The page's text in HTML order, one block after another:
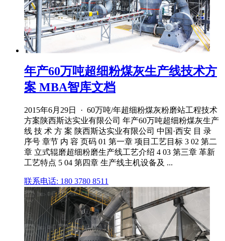
年产60万吨超细粉煤灰生产线技术方
案 MBA智库文档
2015年6月29日 · 60万吨/年超细粉煤灰粉磨站工程技术
方案陕西斯达实业有限公司 年产60万吨超细粉煤灰生产
线 技 术 方 案 陕西斯达实业有限公司 中国·西安 目 录
序号 章节 内 容 页码 01 第一章 项目工艺目标 3 02 第二
章 立式辊磨超细粉磨生产线工艺介绍 4 03 第三章 革新
工艺特点 5 04 第四章 生产线主机设备及 ...
联系电话: 180 3780 8511